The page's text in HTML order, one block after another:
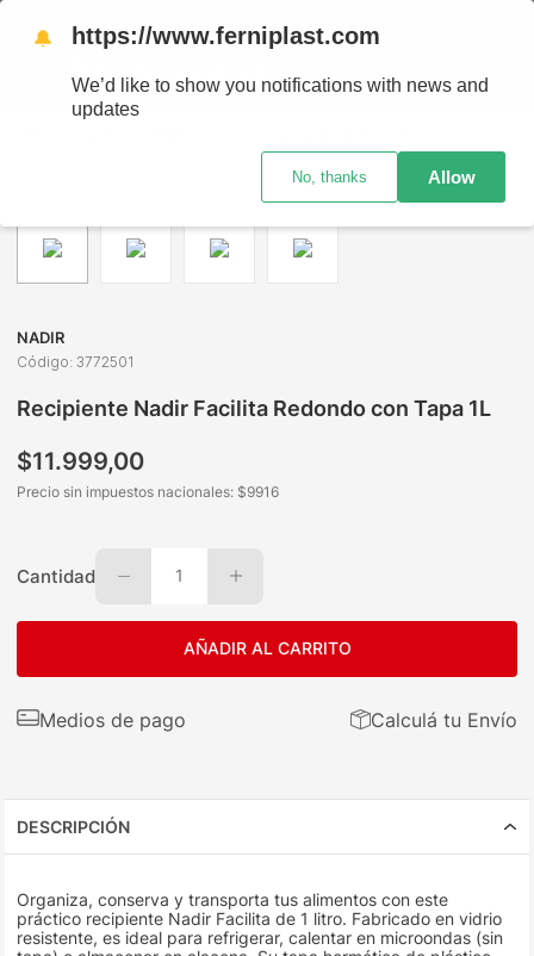
NADIR
Código:3772501
Recipiente Nadir Facilita Redondo con Tapa 1L
$11.999,00
Precio sin impuestos nacionales: $9916
Cantidad 1
AÑADIR AL CARRITO
Medios de pago Calculá tu Envío
DESCRIPCIÓN
Organiza, conserva y transporta tus alimentos con este
práctico recipiente Nadir Facilita de 1 litro. Fabricado en vidrio
resistente, es ideal para refrigerar, calentar en microondas (sin
🔔 https://www.ferniplast.com
We’d like to show you notifications with news and
updates
No, thanks Allow